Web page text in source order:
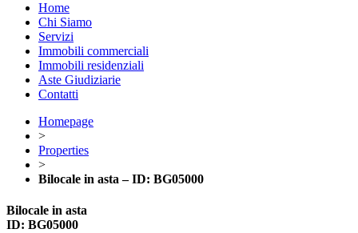
Home
Chi Siamo
Servizi
Immobili commerciali
Immobili residenziali
Aste Giudiziarie
Contatti
Homepage
>
Properties
>
Bilocale in asta – ID: BG05000
Bilocale in asta
ID: BG05000